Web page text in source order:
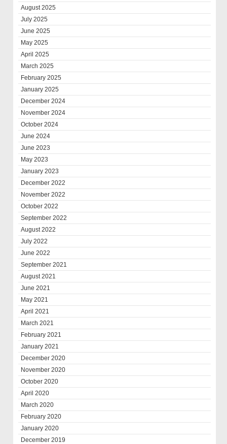
August 2025
July 2025
June 2025
May 2025
April 2025
March 2025
February 2025
January 2025
December 2024
November 2024
October 2024
June 2024
June 2023
May 2023
January 2023
December 2022
November 2022
October 2022
September 2022
August 2022
July 2022
June 2022
September 2021
August 2021
June 2021
May 2021
April 2021
March 2021
February 2021
January 2021
December 2020
November 2020
October 2020
April 2020
March 2020
February 2020
January 2020
December 2019